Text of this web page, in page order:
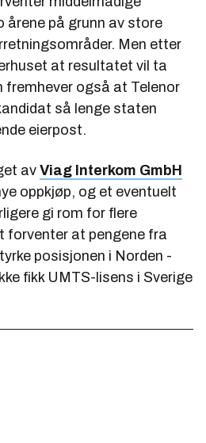
årene på grunn av store
Men etter
at resultatet vil ta
fremhever også at Telenor
så lenge staten
eierpost.
av Viag Interkom GmbH
oppkjøp, og et eventuelt
gi rom for flere
forventer at pengene fra
posisjonen i Norden -
fikk UMTS-lisens i Sverige